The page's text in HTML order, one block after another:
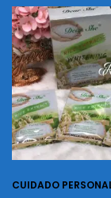
CUIDADO